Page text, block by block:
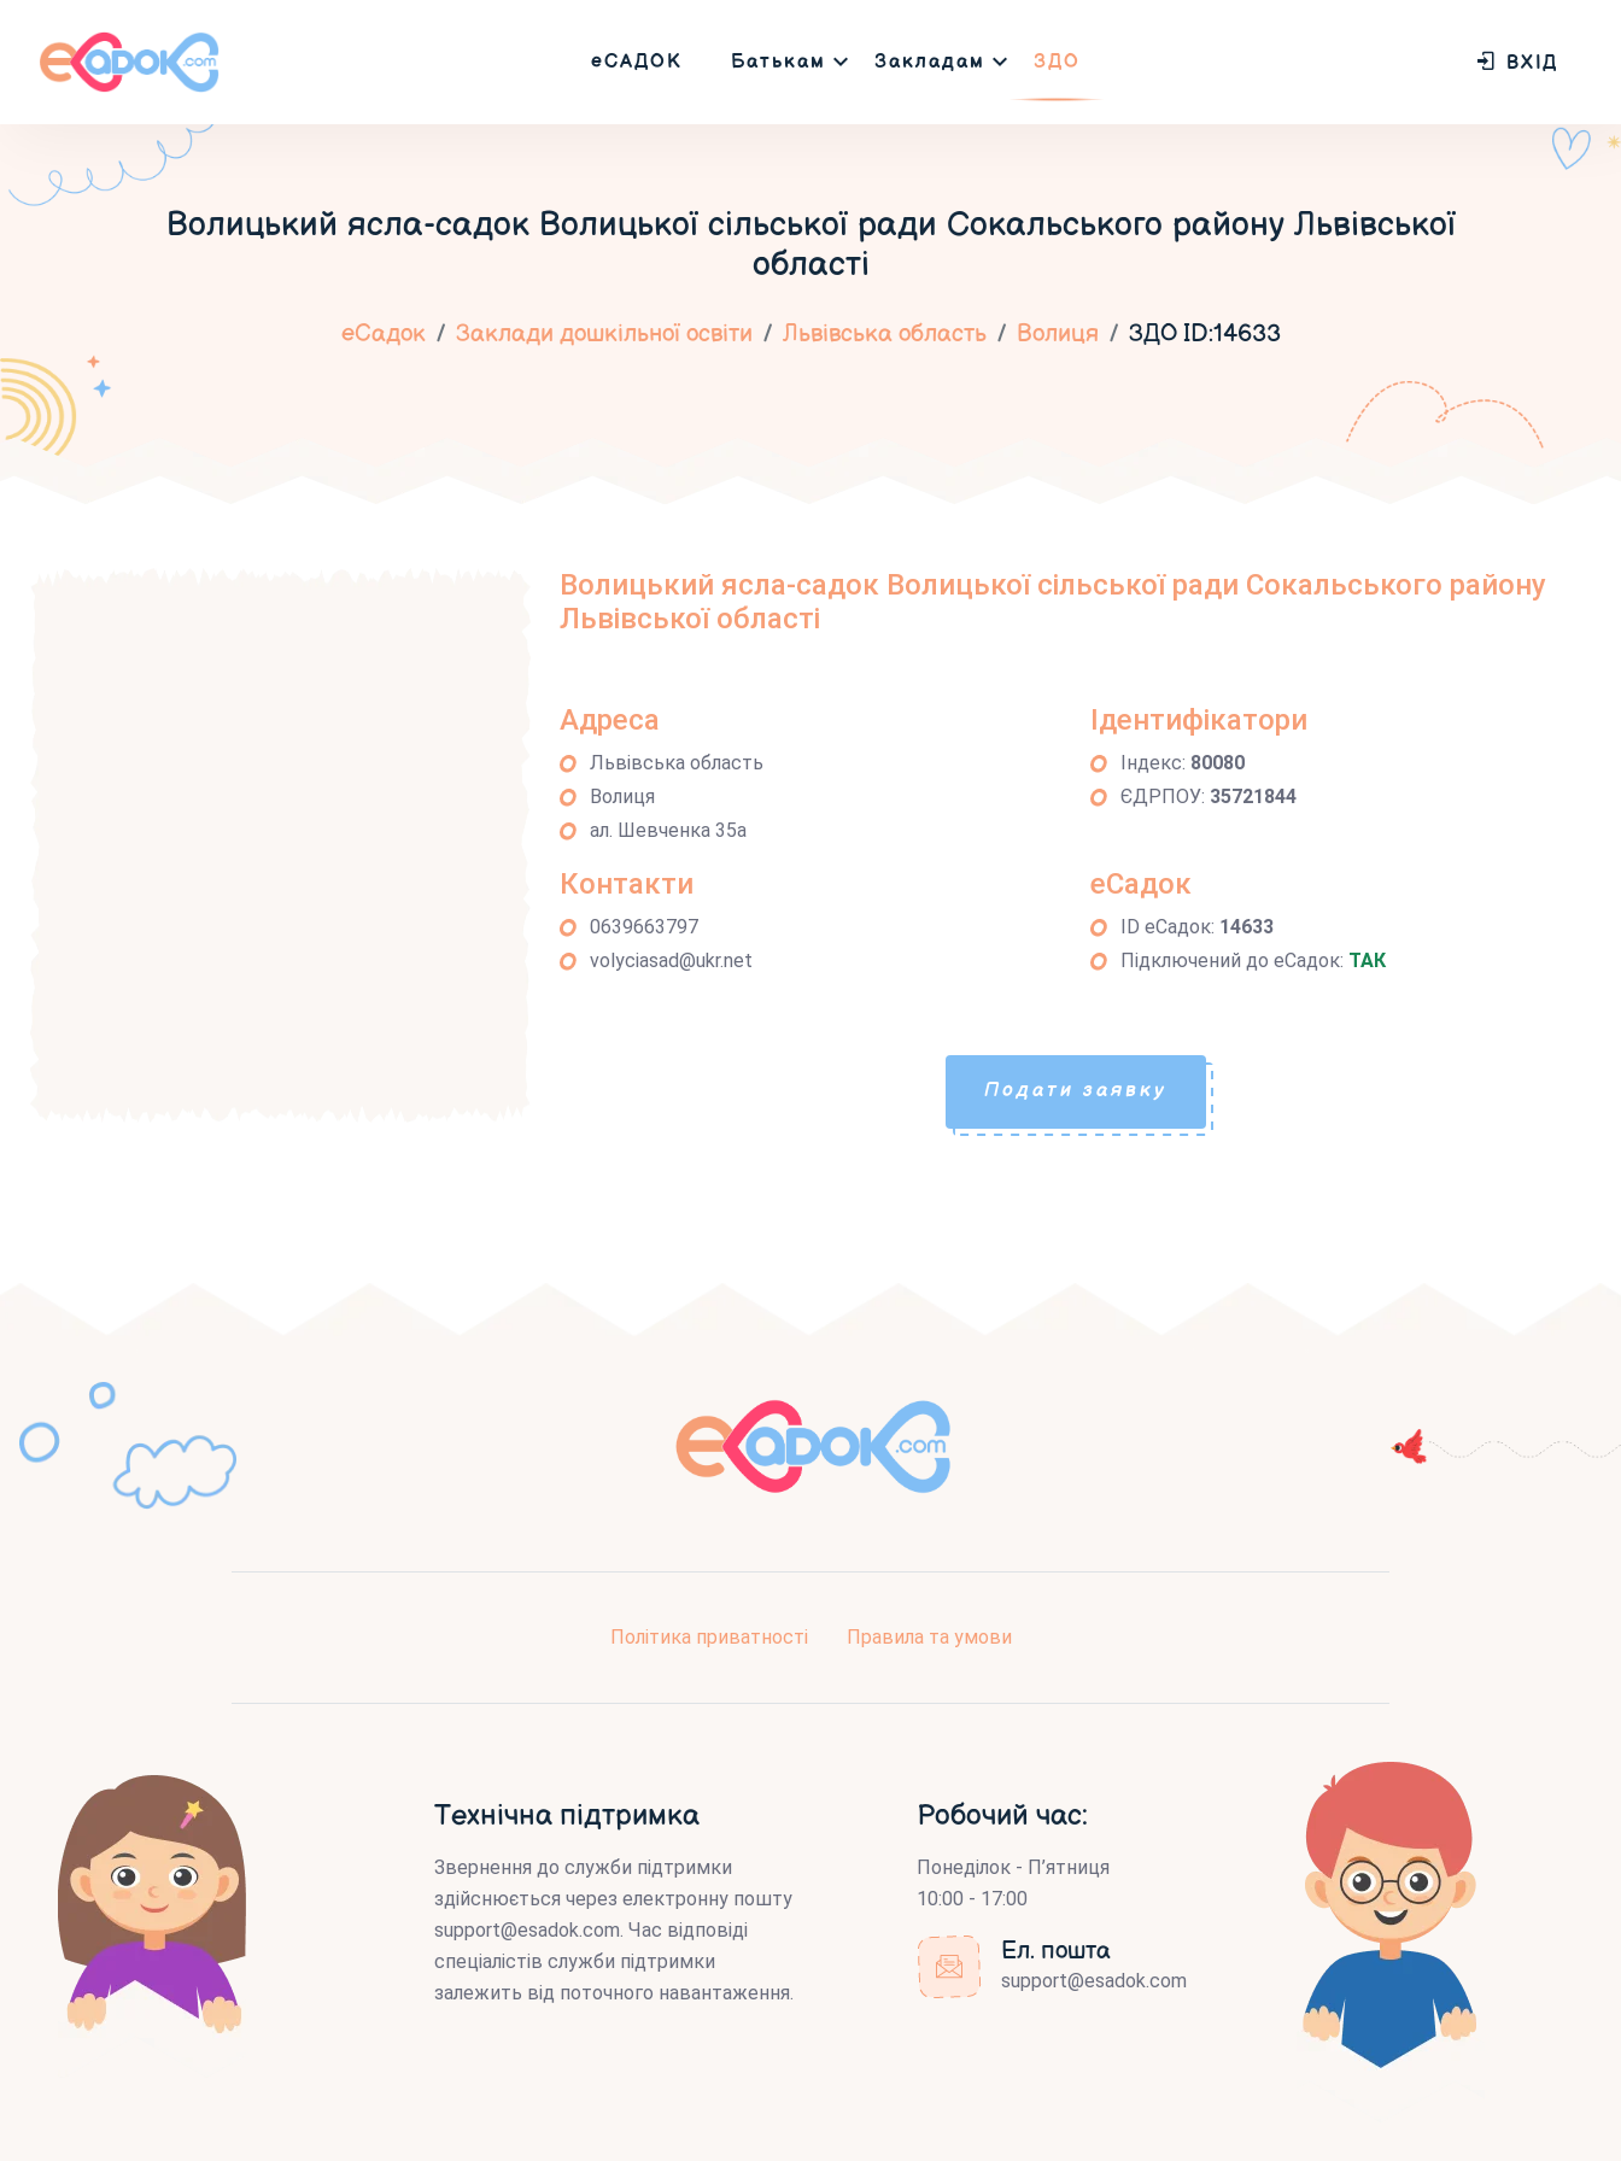
еСАДОК Батькам Закладам ЗДО ВХІД
Волицький ясла-садок Волицької сільської ради Сокальського району Львівської
області
еСадок Заклади дошкільної освіти Львівська область Волиця ЗДО ID:14633
Волицький ясла-садок Волицької сільської ради Сокальського району
Львівської області
Адреса
Львівська область
Волиця
ал. Шевченка 35а
Ідентифікатори
Індекс: 80080
ЄДРПОУ: 35721844
Контакти
0639663797
volyciasad@ukr.net
еСадок
ID еСадок: 14633
Підключений до еСадок: ТАК
Подати заявку
Політика приватності Правила та умови
Технічна підтримка
Звернення до служби підтримки
здійснюється через електронну пошту
support@esadok.com . Час відповіді
спеціалістів служби підтримки
залежить від поточного навантаження.
Робочий час:
Понеділок - П’ятниця
10:00 - 17:00
Ел. пошта
support@esadok.com